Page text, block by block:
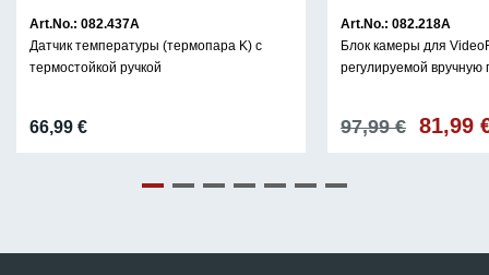
Art.No.: 082.437A
Датчик температуры (термопара K) с
термостойкой ручкой
66,99 €
Art.No.: 082.218A
Блок камеры для
регулируемой вручную
97,99€ 81,99